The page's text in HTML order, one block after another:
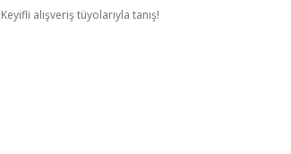
Keyifli alışveriş tüyolarıyla tanış!